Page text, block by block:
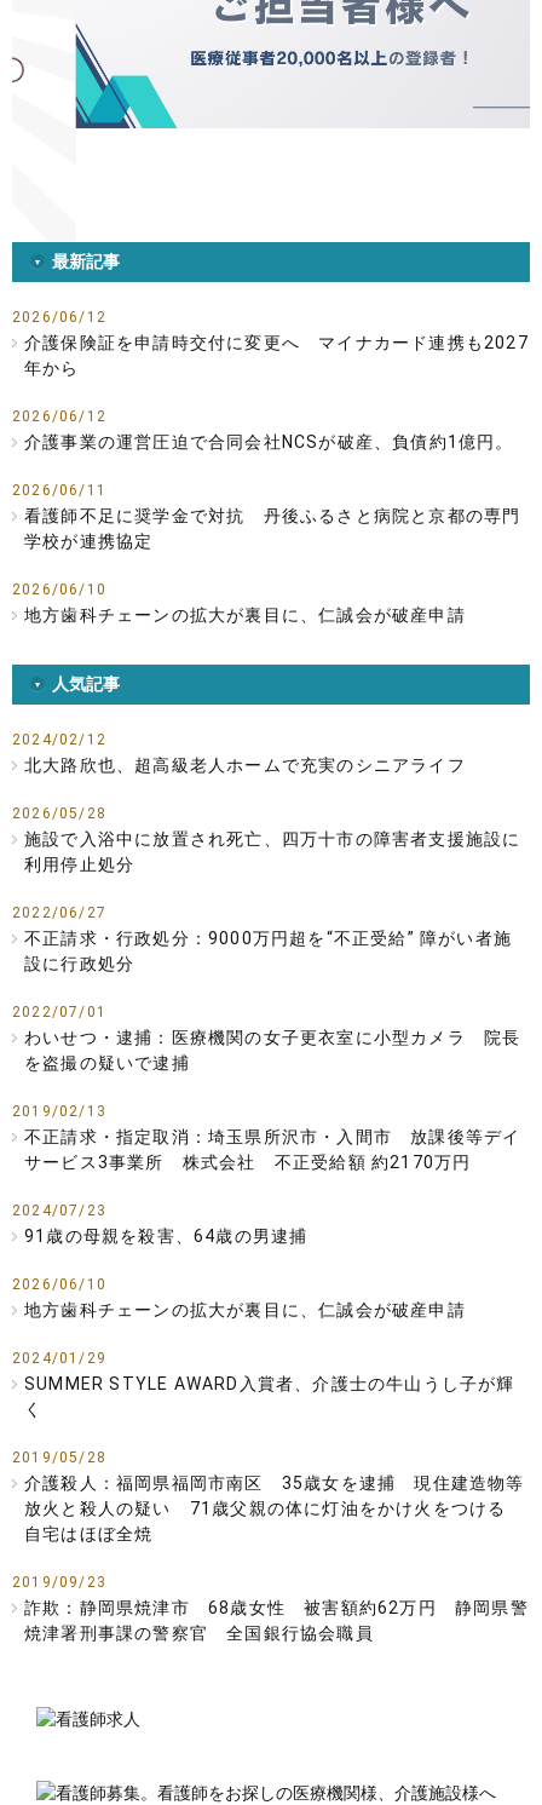
最新記事
2026/06/12
介護保険証を申請時交付に変更へ マイナカード連携も2027
年から
2026/06/12
介護事業の運営圧迫で合同会社NCSが破産、負債約1億円。
2026/06/11
看護師不足に奨学金で対抗 丹後ふるさと病院と京都の専門
学校が連携協定
2026/06/10
地方歯科チェーンの拡大が裏目に、仁誠会が破産申請
人気記事
2024/02/12
北大路欣也、超高級老人ホームで充実のシニアライフ
2026/05/28
施設で入浴中に放置され死亡、四万十市の障害者支援施設に
利用停止処分
2022/06/27
不正請求・行政処分：9000万円超を“不正受給” 障がい者施
設に行政処分
2022/07/01
わいせつ・逮捕：医療機関の女子更衣室に小型カメラ 院長
を盗撮の疑いで逮捕
2019/02/13
不正請求・指定取消：埼玉県所沢市・入間市 放課後等デイ
サービス3事業所 株式会社 不正受給額 約2170万円
2024/07/23
91歳の母親を殺害、64歳の男逮捕
2026/06/10
地方歯科チェーンの拡大が裏目に、仁誠会が破産申請
2024/01/29
SUMMER STYLE AWARD入賞者、介護士の牛山うし子が輝
く
2019/05/28
介護殺人：福岡県福岡市南区 35歳女を逮捕 現住建造物等
放火と殺人の疑い 71歳父親の体に灯油をかけ火をつける
自宅はほぼ全焼
2019/09/23
詐欺：静岡県焼津市 68歳女性 被害額約62万円 静岡県警
焼津署刑事課の警察官 全国銀行協会職員